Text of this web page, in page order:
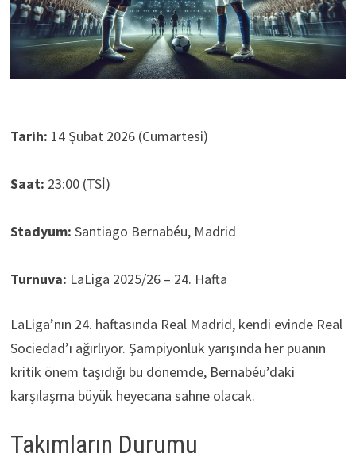
Tarih: 14 Şubat 2026 (Cumartesi)
Saat: 23:00 (TSİ)
Stadyum: Santiago Bernabéu, Madrid
Turnuva: LaLiga 2025/26 – 24. Hafta
LaLiga’nın 24. haftasında Real Madrid, kendi evinde Real
Sociedad’ı ağırlıyor. Şampiyonluk yarışında her puanın
kritik önem taşıdığı bu dönemde, Bernabéu’daki
karşılaşma büyük heyecana sahne olacak.
Takımların Durumu